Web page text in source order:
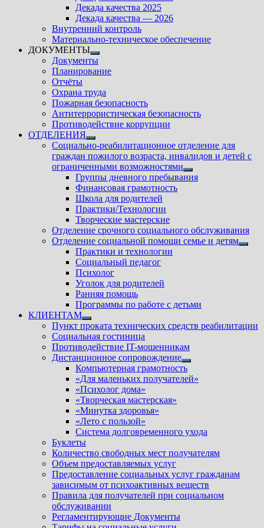
подменю
Декада качества 2025
Декада качества — 2026
Внутренний контроль
Материально-техническое обеспечение
ДОКУМЕНТЫ
Показать
подменю
Документы
Планирование
Отчёты
Охрана труда
Пожарная безопасность
Антитеррористическая безопасность
Противодействие коррупции
ОТДЕЛЕНИЯ
Показать
подменю
Социально-реабилитационное отделение для
граждан пожилого возраста, инвалидов и детей с
ограниченными возможностями
Показать
подменю
Группы дневного пребывания
Финансовая грамотность
Школа для родителей
Практики/Технологии
Творческие мастерские
Отделение срочного социального обслуживания
Отделение социальной помощи семье и детям
Практики и технологии
Социальный педагог
Психолог
Уголок для родителей
Ранняя помощь
Программы по работе с детьми
КЛИЕНТАМ
Показать
подменю
Пункт проката технических средств реабилитации
Социальная гостиница
Противодействие IT-мошенникам
Дистанционное сопровождение
Показать
подменю
Компьютерная грамотность
«Для маленьких получателей»
«Психолог дома»
«Творческая мастерская»
«Минутка здоровья»
«Лето с пользой»
Система долговременного ухода
Буклеты
Количество свободных мест получателям
Объем предоставляемых услуг
Предоставление социальных услуг гражданам
зависимым от психоактивных веществ
Правила для получателей при социальном
обслуживании
Регламентирующие Документы